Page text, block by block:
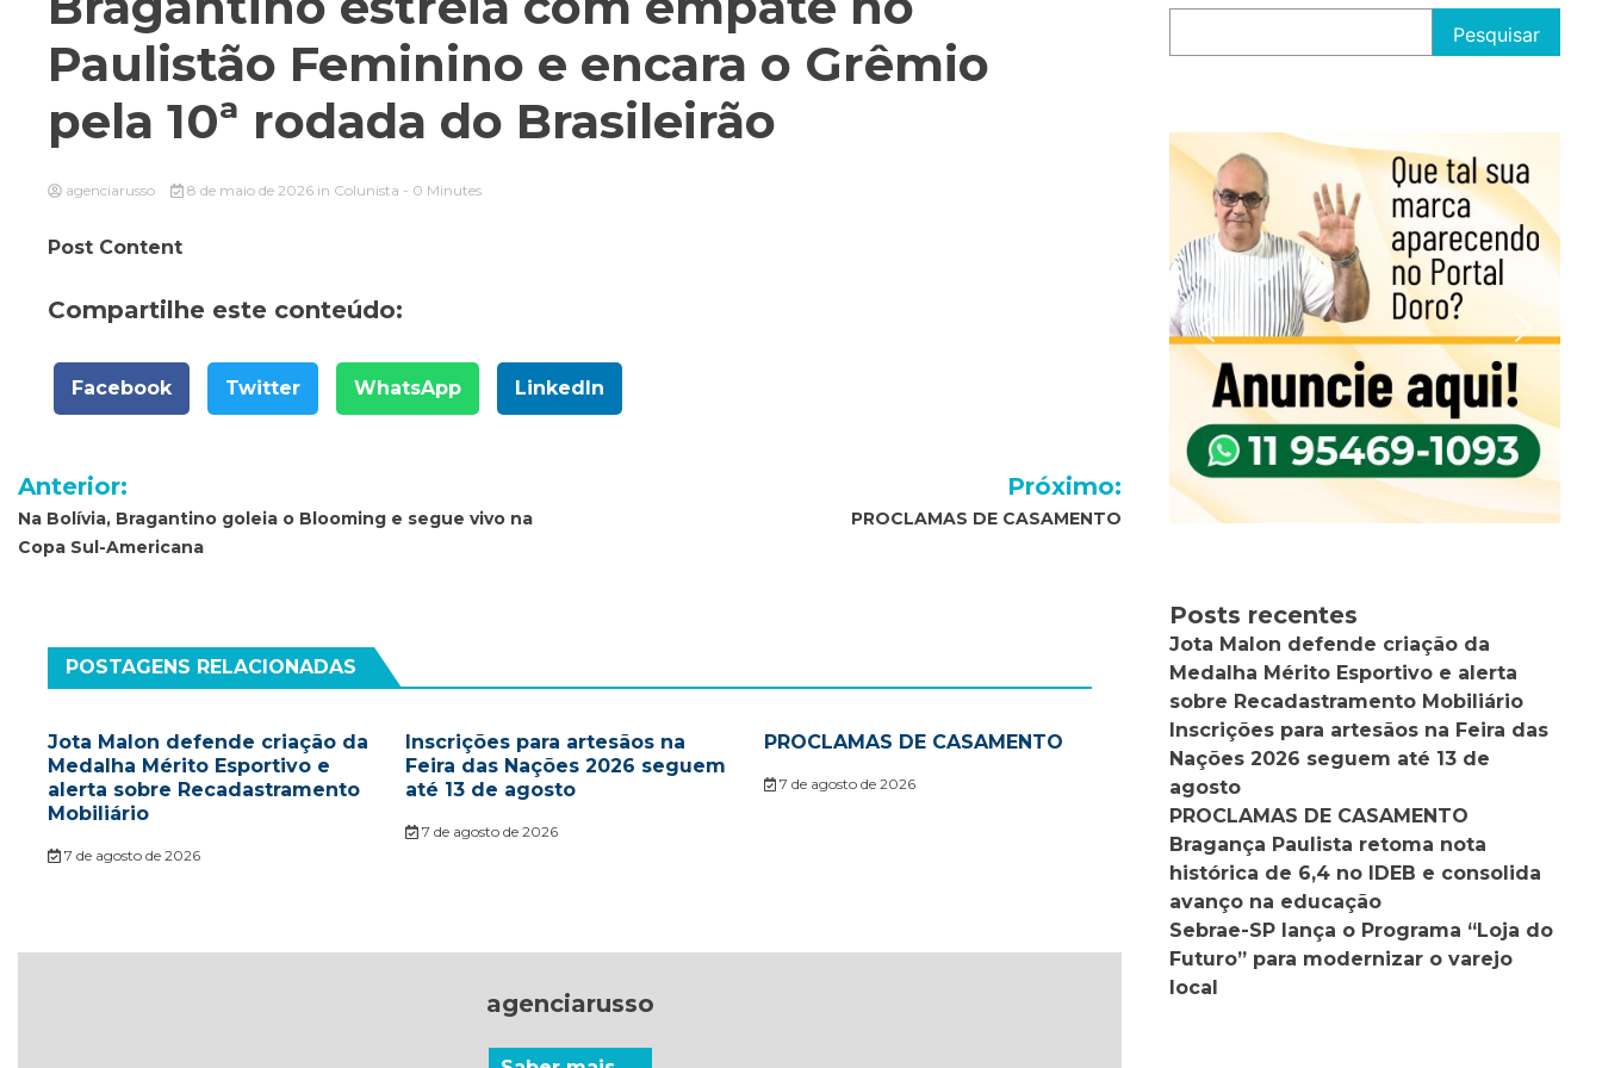
Paulistão Feminino e encara o Grêmio
pela 10ª rodada do Brasileirão
agenciarusso 8 de maio de 2026 in Colunista - 0 Minutes
Post Content
Compartilhe este conteúdo:
Facebook Twitter WhatsApp LinkedIn
Navegação
de
Post
Anterior:
Na Bolívia, Bragantino goleia o Blooming e segue vivo na
Copa Sul-Americana
Próximo:
PROCLAMAS DE CASAMENTO
POSTAGENS RELACIONADAS
Jota Malon defende criação da
Medalha Mérito Esportivo e
alerta sobre Recadastramento
Mobiliário
7 de agosto de 2026
Inscrições para artesãos na
Feira das Nações 2026 seguem
até 13 de agosto
7 de agosto de 2026
PROCLAMAS DE CASAMENTO
7 de agosto de 2026
agenciarusso
Pesquisar
Posts recentes
Jota Malon defende criação da
Medalha Mérito Esportivo e alerta
sobre Recadastramento Mobiliário
Inscrições para artesãos na Feira das
Nações 2026 seguem até 13 de
agosto
PROCLAMAS DE CASAMENTO
Bragança Paulista retoma nota
histórica de 6,4 no IDEB e consolida
avanço na educação
Sebrae-SP lança o Programa “Loja do
Futuro” para modernizar o varejo
local